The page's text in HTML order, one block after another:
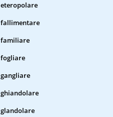
eteropolare
fallimentare
familiare
fogliare
gangliare
ghiandolare
glandolare